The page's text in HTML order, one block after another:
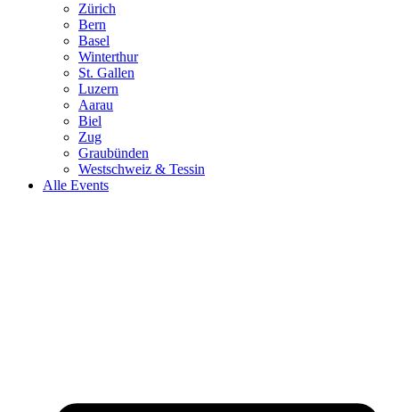
Zürich
Bern
Basel
Winterthur
St. Gallen
Luzern
Aarau
Biel
Zug
Graubünden
Westschweiz & Tessin
Alle Events